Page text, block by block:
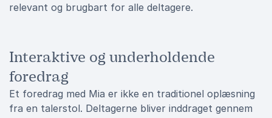
relevant og brugbart for alle deltagere.
Interaktive og underholdende
foredrag
Et foredrag med Mia er ikke en traditionel oplæsning
fra en talerstol. Deltagerne bliver inddraget gennem